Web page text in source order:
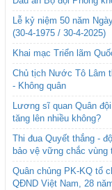
Lễ kỷ niệm 50 năm
(30-4-1975 / 30-4-2025)
Khai mạc Triển lãm
Chủ tịch Nước Tô Lâm
- Không quân
Lương sĩ quan Quân
tăng lên nhiều không?
Thi đua Quyết thắng -
bảo vệ vững chắc vùng
Quân chủng PK-KQ tổ
QĐND Việt Nam, 28